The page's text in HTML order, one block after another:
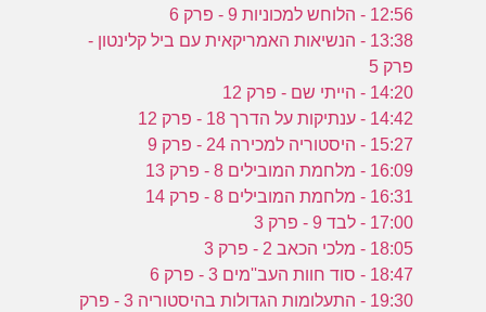
12:56 - הלוחש למכוניות 9 - פרק 6
13:38 - הנשיאות האמריקאית עם ביל קלינטון -
פרק 5
14:20 - הייתי שם - פרק 12
14:42 - ענתיקות על הדרך 18 - פרק 12
15:27 - היסטוריה למכירה 24 - פרק 9
16:09 - מלחמת המובילים 8 - פרק 13
16:31 - מלחמת המובילים 8 - פרק 14
17:00 - לבד 9 - פרק 3
18:05 - מלכי הכאב 2 - פרק 3
18:47 - סוד חוות העב''מים 3 - פרק 6
19:30 - התעלומות הגדולות בהיסטוריה 3 - פרק